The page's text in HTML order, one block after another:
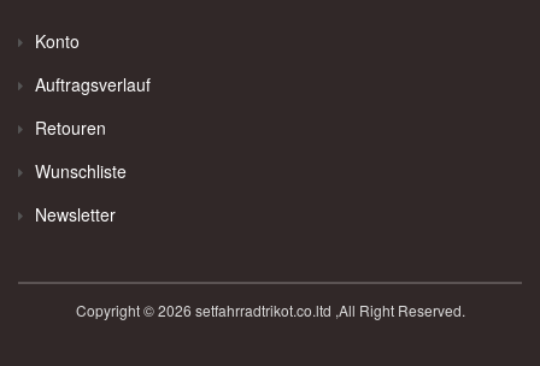
Konto
Auftragsverlauf
Retouren
Wunschliste
Newsletter
Copyright © 2026 setfahrradtrikot.co.ltd ,All Right Reserved.